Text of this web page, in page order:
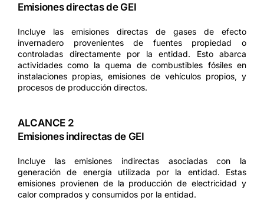
Emisiones directas de GEI
Incluye las emisiones directas de gases de efecto
invernadero provenientes de fuentes propiedad o
controladas directamente por la entidad. Esto abarca
actividades como la quema de combustibles fósiles en
instalaciones propias, emisiones de vehículos propios, y
procesos de producción directos.
ALCANCE 2
Emisiones indirectas de GEI
Incluye las emisiones indirectas asociadas con la
generación de energía utilizada por la entidad. Estas
emisiones provienen de la producción de electricidad y
calor comprados y consumidos por la entidad.